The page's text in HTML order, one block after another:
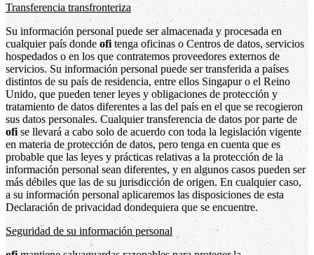
Transferencia transfronteriza
Su información personal puede ser almacenada y procesada en
cualquier país donde ofi tenga oficinas o Centros de datos, servicios
hospedados o en los que contratemos proveedores externos de
servicios. Su información personal puede ser transferida a países
distintos de su país de residencia, entre ellos Singapur o el Reino
Unido, que pueden tener leyes y obligaciones de protección y
tratamiento de datos diferentes a las del país en el que se recogieron
sus datos personales. Cualquier transferencia de datos por parte de
ofi se llevará a cabo solo de acuerdo con toda la legislación vigente
en materia de protección de datos, pero tenga en cuenta que es
probable que las leyes y prácticas relativas a la protección de la
información personal sean diferentes, y en algunos casos pueden ser
más débiles que las de su jurisdicción de origen. En cualquier caso,
a su información personal aplicaremos las disposiciones de esta
Declaración de privacidad dondequiera que se encuentre.
Seguridad de su información personal